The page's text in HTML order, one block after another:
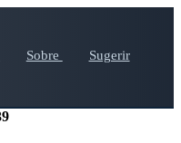
Sobre
Sugerir